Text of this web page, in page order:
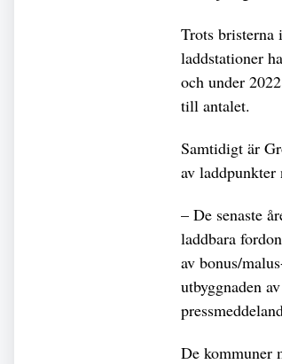
Trots bristerna
laddstationer
och under
till antalet.
Samtidigt är
av laddpunkter
– De senaste
laddbara
av bonus/
utbyggnaden
De kommuner